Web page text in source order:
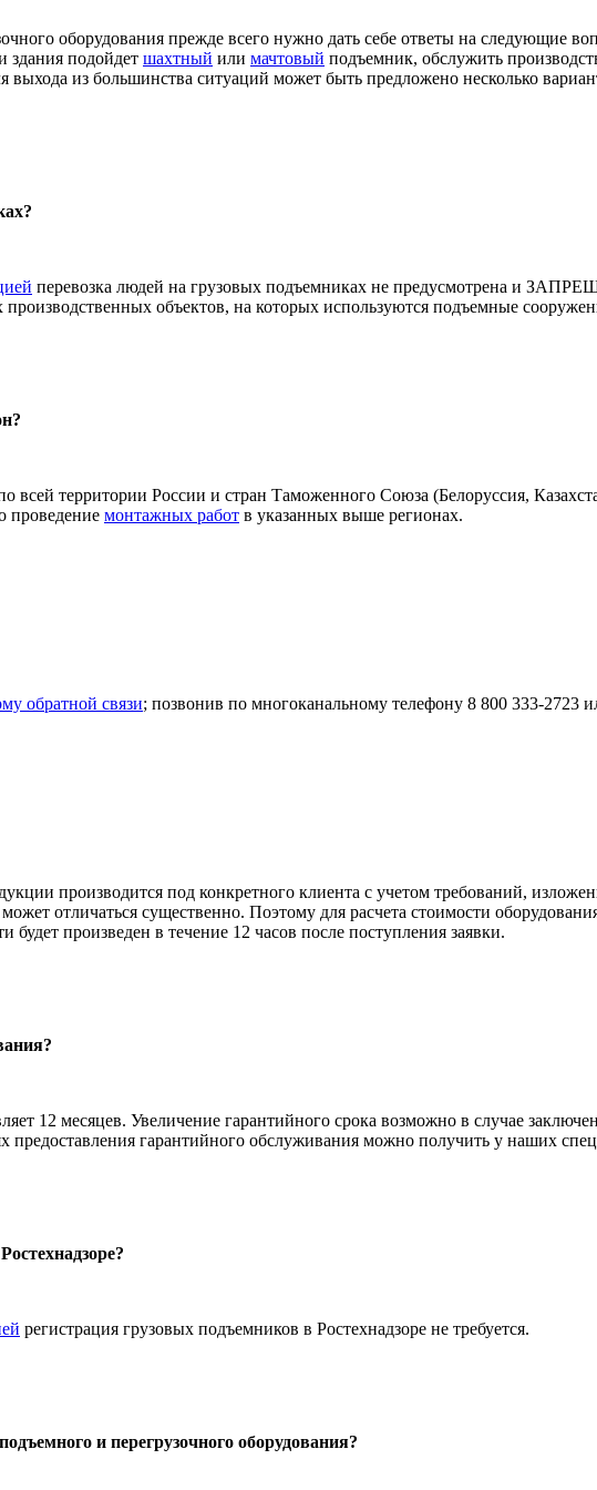
оборудования прежде всего нужно дать себе ответы на следующие
здания подойдет шахтный или мачтовый подъемник, обслужить
выхода из большинства ситуаций может быть предложено несколько
перевозка людей на грузовых подъемниках не предусмотрена и
объектов, на которых используются подъемные
всей территории России и стран Таможенного Союза (Белоруссия,
проведение монтажных работ в указанных выше регионах.
обратной связи; позвонив по многоканальному телефону 8 800 333-2723
производится под конкретного клиента с учетом требований,
отличаться существенно. Поэтому для расчета стоимости
будет произведен в течение 12 часов после поступления заявки.
12 месяцев. Увеличение гарантийного срока возможно в случае
гарантийного обслуживания можно получить у наших
регистрация грузовых подъемников в Ростехнадзоре не требуется.
и перегрузочного оборудования?